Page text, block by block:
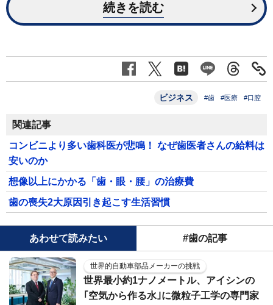
続きを読む
ビジネス #歯 #医療 #口腔
関連記事
コンビニより多い歯科医が悲鳴！ なぜ歯医者さんの給料は
安いのか
想像以上にかかる「歯・眼・腰」の治療費
歯の喪失2大原因引き起こす生活習慣
あわせて読みたい #歯の記事
世界的自動車部品メーカーの挑戦
世界最小約1ナノメートル、アイシンの
｢空気から作る水｣に微粒子工学の専門家